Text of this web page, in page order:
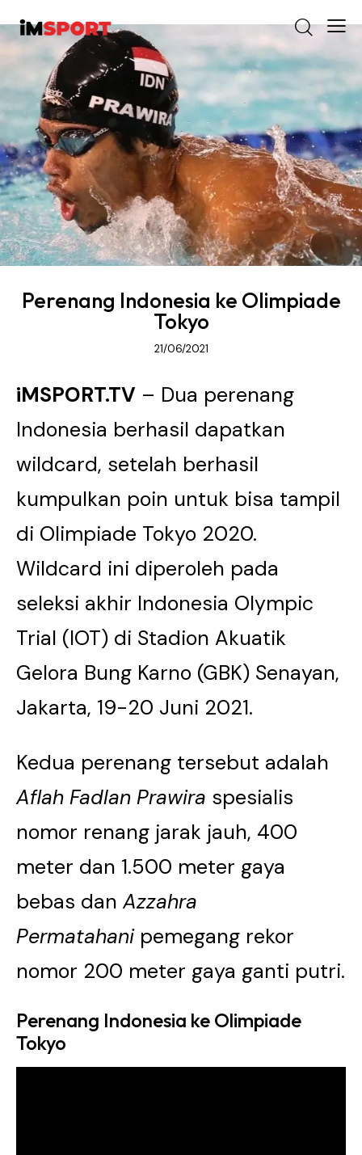
Perenang Indonesia ke Olimpiade
Tokyo
21/06/2021
iMSPORT.TV – Dua perenang
Indonesia berhasil dapatkan
wildcard, setelah berhasil
kumpulkan poin untuk bisa tampil
di Olimpiade Tokyo 2020.
Wildcard ini diperoleh pada
seleksi akhir Indonesia Olympic
Trial (IOT) di Stadion Akuatik
Gelora Bung Karno (GBK) Senayan,
Jakarta, 19-20 Juni 2021.
Kedua perenang tersebut adalah
Aflah Fadlan Prawira spesialis
nomor renang jarak jauh, 400
meter dan 1.500 meter gaya
bebas danAzzahra
Permatahanipemegang rekor
nomor 200 meter gaya ganti putri.
Perenang Indonesia ke Olimpiade
Tokyo